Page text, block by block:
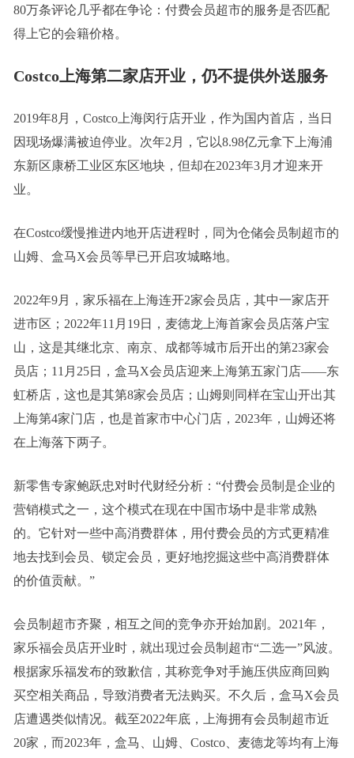
80万条评论几乎都在争论：付费会员超市的服务是否匹配
得上它的会籍价格。
Costco上海第二家店开业，仍不提供外送服务
2019年8月，Costco上海闵行店开业，作为国内首店，当日
因现场爆满被迫停业。次年2月，它以8.98亿元拿下上海浦
东新区康桥工业区东区地块，但却在2023年3月才迎来开
业。
在Costco缓慢推进内地开店进程时，同为仓储会员制超市的
山姆、盒马X会员等早已开启攻城略地。
2022年9月，家乐福在上海连开2家会员店，其中一家店开
进市区；2022年11月19日，麦德龙上海首家会员店落户宝
山，这是其继北京、南京、成都等城市后开出的第23家会
员店；11月25日，盒马X会员店迎来上海第五家门店——东
虹桥店，这也是其第8家会员店；山姆则同样在宝山开出其
上海第4家门店，也是首家市中心门店，2023年，山姆还将
在上海落下两子。
新零售专家鲍跃忠对时代财经分析：“付费会员制是企业的
营销模式之一，这个模式在现在中国市场中是非常成熟
的。它针对一些中高消费群体，用付费会员的方式更精准
地去找到会员、锁定会员，更好地挖掘这些中高消费群体
的价值贡献。”
会员制超市齐聚，相互之间的竞争亦开始加剧。2021年，
家乐福会员店开业时，就出现过会员制超市“二选一”风波。
根据家乐福发布的致歉信，其称竞争对手施压供应商回购
买空相关商品，导致消费者无法购买。不久后，盒马X会员
店遭遇类似情况。截至2022年底，上海拥有会员制超市近
20家，而2023年，盒马、山姆、Costco、麦德龙等均有上海